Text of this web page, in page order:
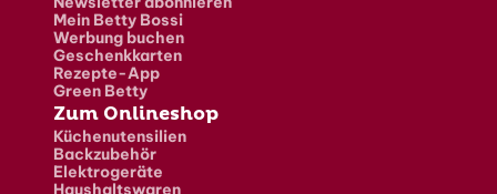
Mein Betty Bossi
Werbung buchen
Geschenkkarten
Rezepte-App
Green Betty
Zum Onlineshop
Küchenutensilien
Backzubehör
Elektrogeräte
Haushaltswaren